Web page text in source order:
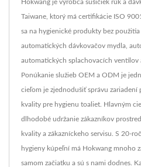
Hokwang je výrobca sušičiek rúk a
Taiwane, ktorý má certifikácie ISO
sa na hygienické produkty bez použitia
automatických dávkovačov mydla,
automatických splachovacích ventilov
Ponúkanie služieb OEM a ODM je
cieľom je zjednodušiť správu zariadení
kvality pre hygienu toaliet. Hlavným
dlhodobé udržanie zákazníkov
kvality a zákazníckeho servisu. S 20-
hygieny kúpeľní má Hokwang mnoho
samom začiatku a sú s nami dodnes.